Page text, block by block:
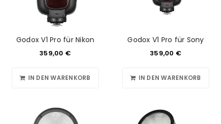
Godox V1 Pro für Nikon
359,00 €
IN DEN WARENKORB
Godox V1 Pro für Sony
359,00 €
IN DEN WARENKORB